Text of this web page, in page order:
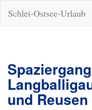
Schlei-Ostsee-Urlaub
und Reusen